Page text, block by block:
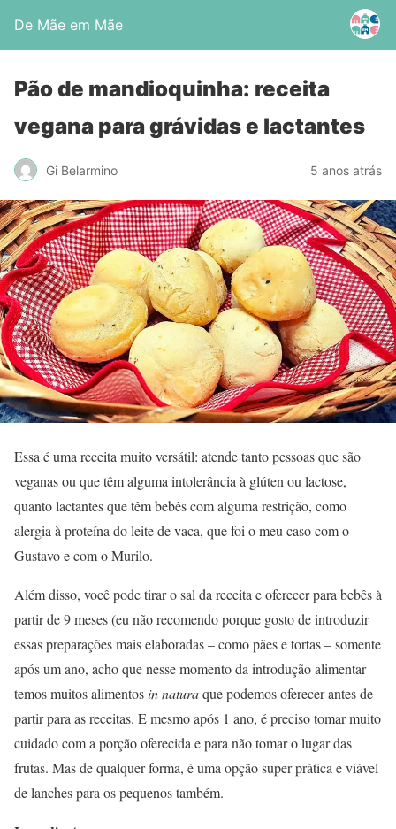
De Mãe em Mãe
Pão de mandioquinha: receita
vegana para grávidas e lactantes
Gi Belarmino 5 anos atrás
Essa é uma receita muito versátil: atende tanto pessoas que são
veganas ou que têm alguma intolerância à glúten ou lactose,
quanto lactantes que têm bebês com alguma restrição, como
alergia à proteína do leite de vaca, que foi o meu caso com o
Gustavo e com o Murilo.
Além disso, você pode tirar o sal da receita e oferecer para bebês à
partir de 9 meses (eu não recomendo porque gosto de introduzir
essas preparações mais elaboradas – como pães e tortas – somente
após um ano, acho que nesse momento da introdução alimentar
temos muitos alimentos in naturaque podemos oferecer antes de
partir para as receitas. E mesmo após 1 ano, é preciso tomar muito
cuidado com a porção oferecida e para não tomar o lugar das
frutas. Mas de qualquer forma, é uma opção super prática e viável
de lanches para os pequenos também.